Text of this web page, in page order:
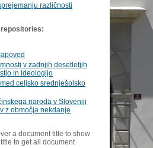
različnosti
v zadnjih desetletjih
in ideologijo
celjsko srednješolsko
naroda v Sloveniji
z območja nekdanje
a document title to show
to get all document